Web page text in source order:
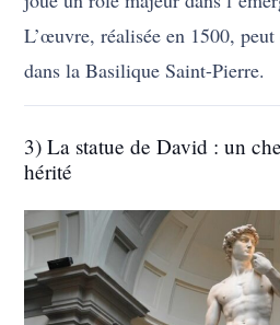
L’œuvre, réalisée en 1500,
dans la Basilique Saint-Pierre.
3) La statue de David : un
hérité